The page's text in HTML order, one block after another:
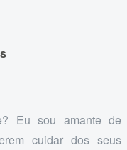
Eu sou amante de
cuidar dos seus